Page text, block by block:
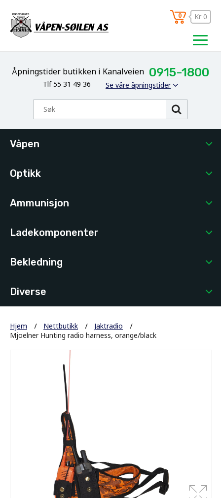
Åpningstider butikken i Kanalveien 0915-1800
Tlf 55 31 49 36 Se våre åpningstider
0 Kr 0
Våpen
Optikk
Ammunisjon
Ladekomponenter
Bekledning
Diverse
Hjem Nettbutikk
Jaktradio
Mjoelner Hunting radio harness, orange/black